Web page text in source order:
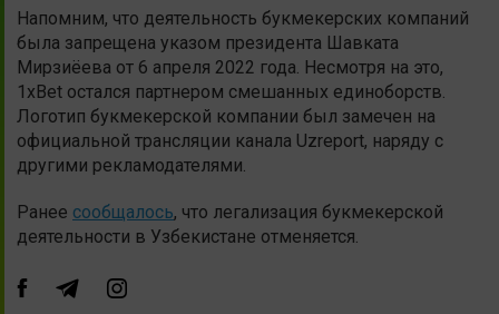
Напомним, что деятельность букмекерских компаний
была запрещена указом президента Шавката
Мирзиёева от 6 апреля 2022 года. Несмотря на это,
1xBet остался партнером смешанных единоборств.
Логотип букмекерской компании был замечен на
официальной трансляции канала Uzreport, наряду с
другими рекламодателями.
Ранее сообщалось, что легализация букмекерской
деятельности в Узбекистане отменяется.